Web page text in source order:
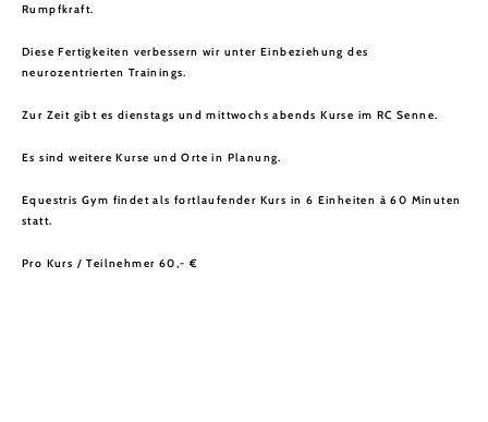
Rumpfkraft.
Diese Fertigkeiten verbessern wir unter Einbeziehung des
neurozentrierten Trainings.
Zur Zeit gibt es dienstags und mittwochs abends Kurse im RC Senne.
Es sind weitere Kurse und Orte in Planung.
Equestris Gym findet als fortlaufender Kurs in 6 Einheiten à 60 Minuten
statt.
Pro Kurs / Teilnehmer 60,- €